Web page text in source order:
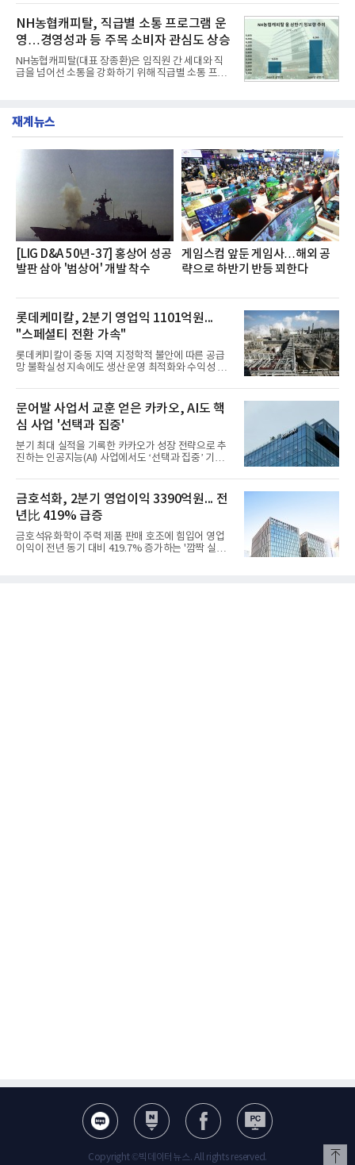
넘
혔다.‘동대문식 닭한마리 칼국수’는 예상을 뛰어넘는
소비자 호응에 힘입어 지난 7월 13일 첫 선을 보인 지
단 18일 만에 누적 판매량 50만 개를 돌파하는 성과를
거두었다.이번 신제품은 개발진이 전국의 닭한마리
전문점을 직접 찾아 다니며 최적의 육수 비율을 완성
했다. 자극적이지 않으면서도 깊은 닭육수에 마늘의
개운한 풍미를 더했으며, 국물이 잘 배어들면서도 쫄
서도
NH농협캐피탈, 직급별 소통 프로그램 운
영…경영성과 등 주목 소비자 관심도 상승
NH농협캐피탈(대표 장종환)은 임직원 간 세대와 직
급을 넘어선 소통을 강화하기 위해 직급별 소통 프로
영지원부 홍보팀과 2026년 새로이(e)＊가 공동 주관
쳐 진행됐다.참고로 새로이(e)는 NH농협캐피탈 MZ
세대들로(과장~계장) 구성된 자율 참여조직으로, 조
직문화 혁신과 업무 효율성 향상을 위한 다양한 활동
을 추진하며,새로운 변화와 이로운 영향력을 조직전
반에 전파하는 역할
재계뉴스
[LIG D&A 50년-37] 홍상어 성공
발판 삼아 '범상어' 개발 착수
게임스컴 앞둔 게임사…해외 공
략으로 하반기 반등 꾀한다
롯데케미칼, 2분기 영업익 1101억원...
"스페셜티 전환 가속"
롯데케미칼이 중동 지역 지정학적 불안에 따른 공급
망 불확실성 지속에도 생산 운영 최적화와 수익성 중
어갔다.롯데케미칼이 2026년 2분기 연결 기준 매출
액 5조6864억원, 영업이익 1101억원을 기록했다고 7
일 밝혔다. 사업별로는 기초화학 부문(롯데케미칼 기
초소재사업·LC타이탄·LC USA·롯데대산석화)이 매
출 3조9403억원, 영업이익 23억원을 기록했다. 정기
보수 영향과 원료 가격 변동에 따른 래깅 효과로 전분
기 대비 수익성은 둔화됐지만 흑자 전환 흐름을 유지
우호적인 환율 효과
문어발 사업서 교훈 얻은 카카오, AI도 핵
심 사업 '선택과 집중'
분기 최대 실적을 기록한 카카오가 성장 전략으로 추
진하는 인공지능(AI) 사업에서도 ‘선택과 집중’ 기조
라 투자에 나서는 것과 달리, 카카오는 ‘카카오톡’이
라는 플랫폼 경쟁력을 활용한 AI 에이전트 서비스에
집중하는 전략이다. 과거 무리한 사업 확장 과정에서
겪었던 시행착오를 되풀이하지 않고 핵심 역량에 집
중하겠다는 취지로 풀이된다.7일 업계에 따르면 카카
오는 올해 2분기 연결 기준 매출 2조985억원, 영업이
익 2770억원을 기록했다. 전년 동기 대비 매출과 영업
금호석화, 2분기 영업이익 3390억원... 전
년比 419% 급증
금호석유화학이 주력 제품 판매 호조에 힘입어 영업
이익이 전년 동기 대비 419.7% 증가하는 '깜짝 실
Copyright ©빅데이터뉴스. All rights reserved.